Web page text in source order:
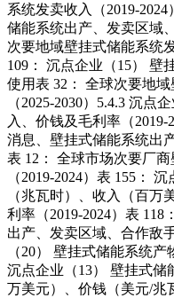
系统发卖收入（2019-
储能系统出产、发卖区域
次要地域壁挂式储能系统
109： 沉点企业（15） 壁
使用表 32： 全球次要地
（2025-2030）5.4.3 沉点
入、价钱及毛利率（2019-
消息、壁挂式储能系统出
表 12： 全球市场次要厂
（2019-2024）表 155：
（兆瓦时）、收入（百万
利率（2019-2024）表
出产、发卖区域、合作敌
（20） 壁挂式储能系统
沉点企业（13） 壁挂式
万美元）、价钱（美元/兆